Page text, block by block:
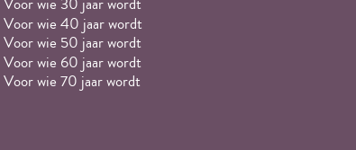
Voor wie 40 jaar wordt
Voor wie 50 jaar wordt
Voor wie 60 jaar wordt
Voor wie 70 jaar wordt